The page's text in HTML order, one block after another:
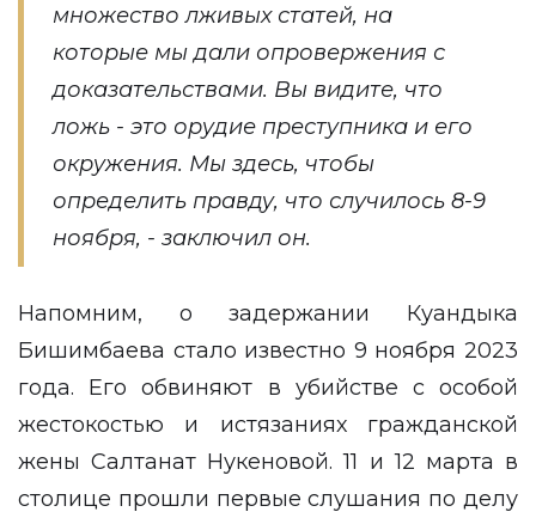
множество лживых статей, на
которые мы дали опровержения с
доказательствами. Вы видите, что
ложь - это орудие преступника и его
окружения. Мы здесь, чтобы
определить правду, что случилось 8-9
ноября, - заключил он.
Напомним, о задержании Куандыка
Бишимбаева стало известно 9 ноября 2023
года. Его обвиняют в убийстве с особой
жестокостью и истязаниях гражданской
жены Салтанат Нукеновой. 11 и 12 марта в
столице прошли первые слушания по делу